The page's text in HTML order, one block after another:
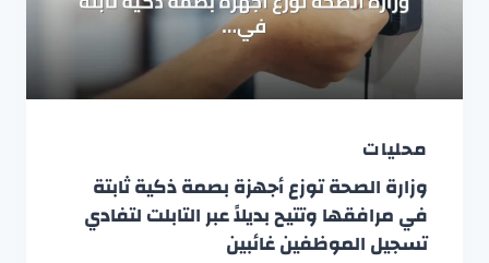
محليات
وزارة الصحة توزع أجهزة بصمة ذكية ثابتة
في مرافقها وتتيح بديلاً عبر التابلت لتفادي
تسجيل الموظفين غائبين